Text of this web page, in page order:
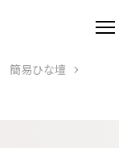
簡易ひな壇